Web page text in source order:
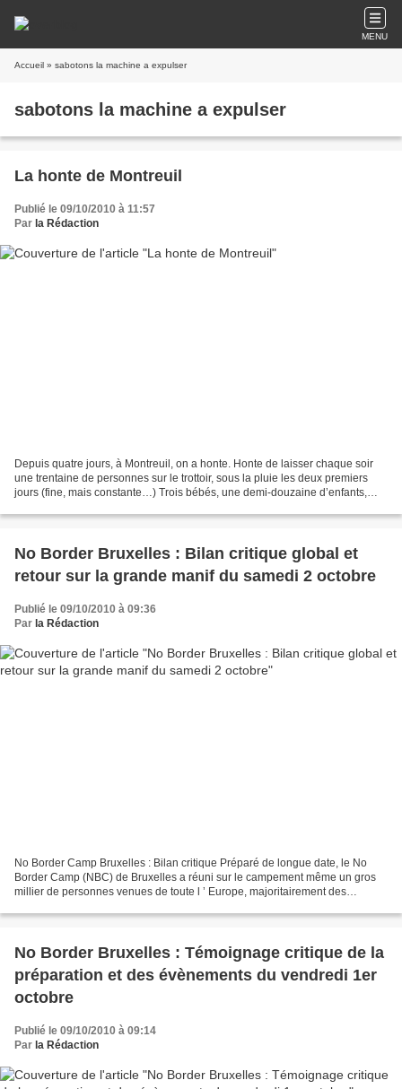
MENU
Accueil » sabotons la machine a expulser
sabotons la machine a expulser
La honte de Montreuil
Publié le 09/10/2010 à 11:57
Par la Rédaction
Depuis quatre jours, à Montreuil, on a honte. Honte de laisser chaque soir
une trentaine de personnes sur le trottoir, sous la pluie les deux premiers
jours (fine, mais constante…) Trois bébés, une demi-douzaine d’enfants,
No Border Bruxelles : Bilan critique global et
retour sur la grande manif du samedi 2 octobre
Publié le 09/10/2010 à 09:36
Par la Rédaction
No Border Camp Bruxelles : Bilan critique Préparé de longue date, le No
Border Camp (NBC) de Bruxelles a réuni sur le campement même un gros
millier de personnes venues de toute l ’ Europe, majoritairement des
No Border Bruxelles : Témoignage critique de la
préparation et des évènements du vendredi 1er
octobre
Publié le 09/10/2010 à 09:14
Par la Rédaction